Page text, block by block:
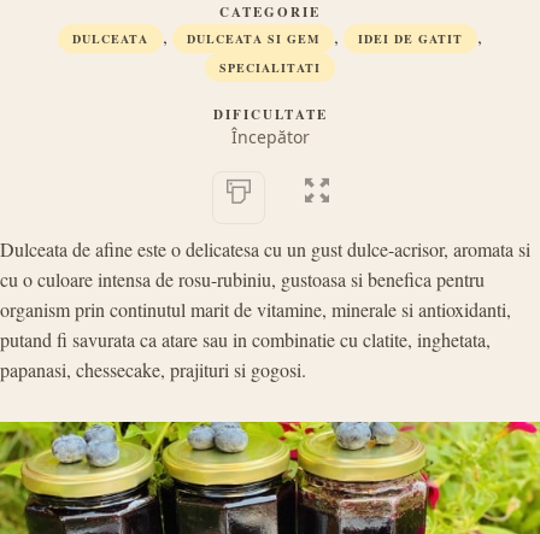
CATEGORIE
DULCEATA , DULCEATA SI GEM , IDEI DE GATIT ,
SPECIALITATI
DIFICULTATE
Începător
Dulceata de afine este o delicatesa cu un gust dulce-acrisor, aromata si
cu o culoare intensa de rosu-rubiniu, gustoasa si benefica pentru
organism prin continutul marit de vitamine, minerale si antioxidanti,
putand fi savurata ca atare sau in combinatie cu clatite, inghetata,
papanasi, chessecake, prajituri si gogosi.